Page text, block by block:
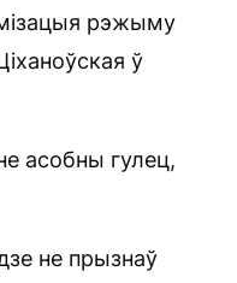
рэжыму
ў
асобны гулец,
не прызнаў